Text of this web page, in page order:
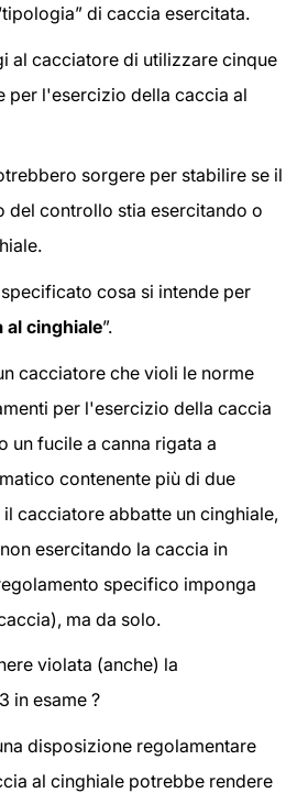
di caccia esercitata.
al cacciatore di utilizzare cinque
per l'esercizio della caccia al
sorgere per stabilire se il
del controllo stia esercitando o
cosa si intende per
al cinghiale”.
cacciatore che violi le norme
per l'esercizio della caccia
un fucile a canna rigata a
contenente più di due
cacciatore abbatte un cinghiale,
esercitando la caccia in
specifico imponga
ma da solo.
violata (anche) la
in esame ?
disposizione regolamentare
al cinghiale potrebbe rendere